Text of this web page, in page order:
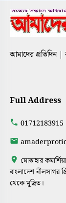
আমাদের প্রতিদিন
Full Address
01712183915
মোতাহার
বাংলাদেশ নীলসাগর
থেকে মুদ্রিত।